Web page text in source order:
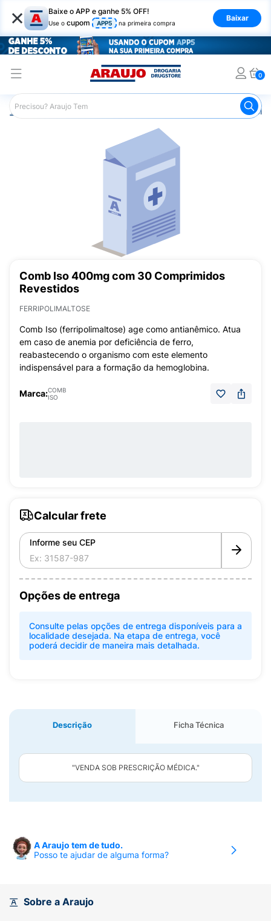
× Baixe o APP e ganhe 5% OFF!
Use o cupom APP5 na primeira compra
Baixar
0
Araujo Saúde e Bem Estar
Comb Iso 400mg com 30 Comprimidos
Revestidos
FERRIPOLIMALTOSE
Comb Iso (ferripolimaltose) age como antianêmico. Atua
em caso de anemia por deficiência de ferro,
reabastecendo o organismo com este elemento
indispensável para a formação da hemoglobina.
Marca:COMB
ISO
Calcular frete
Informe seu CEP
Opções de entrega
Consulte pelas opções de entrega disponíveis para a
localidade desejada. Na etapa de entrega, você
poderá decidir de maneira mais detalhada.
Descrição Ficha Técnica
"VENDA SOB PRESCRIÇÃO MÉDICA."
A Araujo tem de tudo.
Posso te ajudar de alguma forma?
Sobre a Araujo